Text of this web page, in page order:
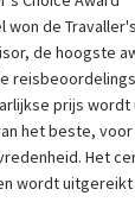
won de
de hoogste
prijs
het beste,
Het
wordt uitgereikt